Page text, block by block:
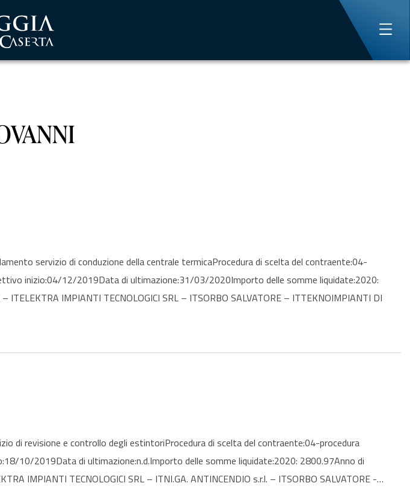
servizio di conduzione della centrale termicaProcedura di scelta del contraente:04-
inizio:04/12/2019Data di ultimazione:31/03/2020Importo delle somme liquidate:2020:
IMPIANTI TECNOLOGICI SRL – ITSORBO SALVATORE – ITTEKNOIMPIANTI DI
di revisione e controllo degli estintoriProcedura di scelta del contraente:04-procedura
10/2019Data di ultimazione:n.d.Importo delle somme liquidate:2020: 2800.97Anno di
IMPIANTI TECNOLOGICI SRL – ITNI.GA. ANTINCENDIO s.r.l. – ITSORBO SALVATORE -…